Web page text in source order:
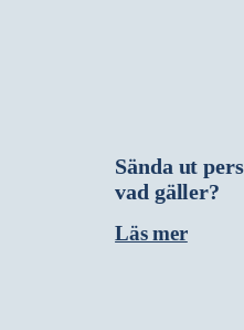
Sända ut
vad gäller?
Läs mer